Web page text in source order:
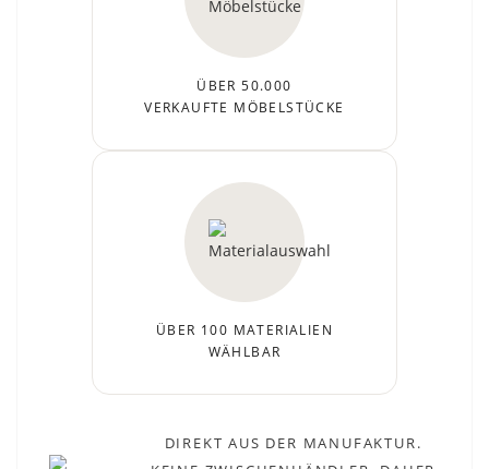
ÜBER 50.000
VERKAUFTE MÖBELSTÜCKE
ÜBER 100 MATERIALIEN
WÄHLBAR
DIREKT AUS DER MANUFAKTUR.